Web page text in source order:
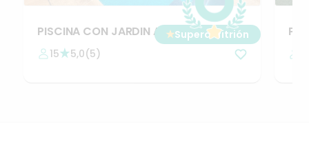
PISCINA CON JARDIN A
30
MINUTOS MADRID
15 5,0(5)
★Superanfitrión
de